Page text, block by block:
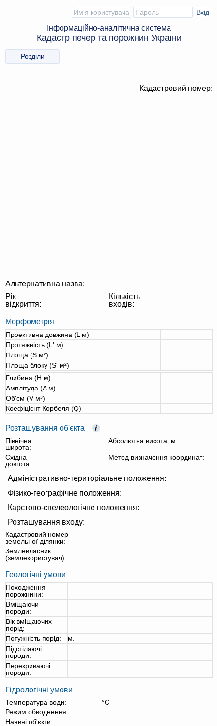
Інформаційно-аналітична система
Кадастр печер та порожнин України
Розділи
Кадастровий номер:
Альтернативна назва:
Рік
відкриття:
Кількість
входів:
Морфометрія
Проективна довжина (L м)
Протяжність (L' м)
Площа (S м²)
Площа блоку (S' м²)
Глибина (H м)
Амплітуда (A м)
Об'єм (V м³)
Коефіцієнт Корбеля (Q)
Розташування об'єкта
Північна
широта:
Абсолютна висота: м
Східна
довгота:
Метод визначення координат:
Адміністративно-територіальне положення:
Фізико-географічне положення:
Карстово-спелеологічне положення:
Розташування входу:
Кадастровий номер
земельної ділянки:
Землевласник
(землекористувач):
Геологічні умови
Походження
порожнини:
Вміщаючи
породи:
Вік вміщаючих
порід:
Потужність порід:
м.
Підстілаючі
породи:
Перекриваючі
породи:
Гідрологічні умови
Температура води:
°С
Режим обводнення:
Наявні об'єкти: